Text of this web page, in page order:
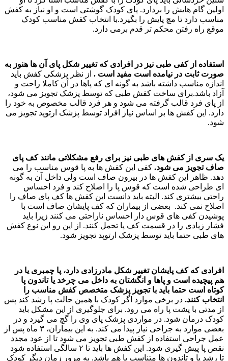
اولین گام هایش را بردارد. پای کودک گوشتی است و او نیاز به کفش
مناسب دارد تا مچ پایش را بگیرد.با انتخاب کفش مناسب کودک
موقع راه رفتن محکم تر قدم برمی دارد.
استفاده از کفی طبی نیز در افرادی که تغییر شکل پای آن ها هنوز به
صورت ثابت در نیامده است مفید است . از نظر پزشکی کفش باید
اندازه مناسب داشته باشد به گونه ای که پاها در آن کاملا راحت و
آزاد باشد.برای ساخت کفش طبی که توسط پزشک تجویز می شود،
از پای فرد قالب گرفته می شود و هر فرد قالب مخصوص به خود را
دارد. این کفش ها بر اساس نیاز افراد توسط پزشک ارتوپد تجویز می
شود.
یک سری از کفش های طبی نیز برای رفع مشکلاتی مانند کف پای
صاف تجویز می شود. کفی این کفش ها به پا قوس مناسب را می
دهد. ظاهر این کفش ها در بیرون صاف است ولی داخل آن به گونه
ای طراحی شده است که قوس پا را اصلاح کند و فرد احساس
راحتی بیشتری کند. البته باید دانست این کفش ها کف پای صاف را
اصلاح نمی کند. بعضی از بیماران که کف پایشان صاف است با
پوشیدن کفی های قوس دار احساس ناراحتی می کنند زیرا باید
فشار زیادی را در قسمت کف پا تحمل کنند. از این رو این نوع کفش
های طبی حتما باید توسط پزشک ارتوپد تجویز شود.
افرادی که کف پایشان تغییر شکل مادرزادی دارد، پا چمبری یا در
هم پیچیده است و پاها و انگشتان به داخل می چرخد یا تاندون پا
کوتاه است حتما باید با تجویز پزشک متخصص کفش مناسب را
انتخاب کنند. در برخی موارد اگر کودک با همین حالت پا رشد کند پس
از مدتی با پشت پا راه می رود. برای جلوگیری از این مشکل باید
کودک درمان شود. در مواردی پزشک پای وی را گچ می گیرد و در
بعضی موارد به جراحی نیاز پیدا می کند. به این بیماران، ۳ ماه پس از
عمل جراحی استفاده از کفش طبی تجویز می شود تا از عود مجدد
نقص پا پیش گیری شود. این کفش ها باید تا ۲ سالگی استفاده شود
تا رشد پا و تاندون ها متناسب با هم باشد. به مرور زمان دیگر کودک